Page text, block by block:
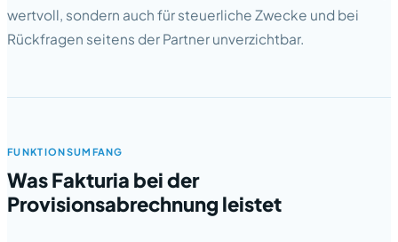
wertvoll, sondern auch für steuerliche Zwecke und bei
Rückfragen seitens der Partner unverzichtbar.
FUNKTIONSUMFANG
Was Fakturia bei der
Provisionsabrechnung leistet